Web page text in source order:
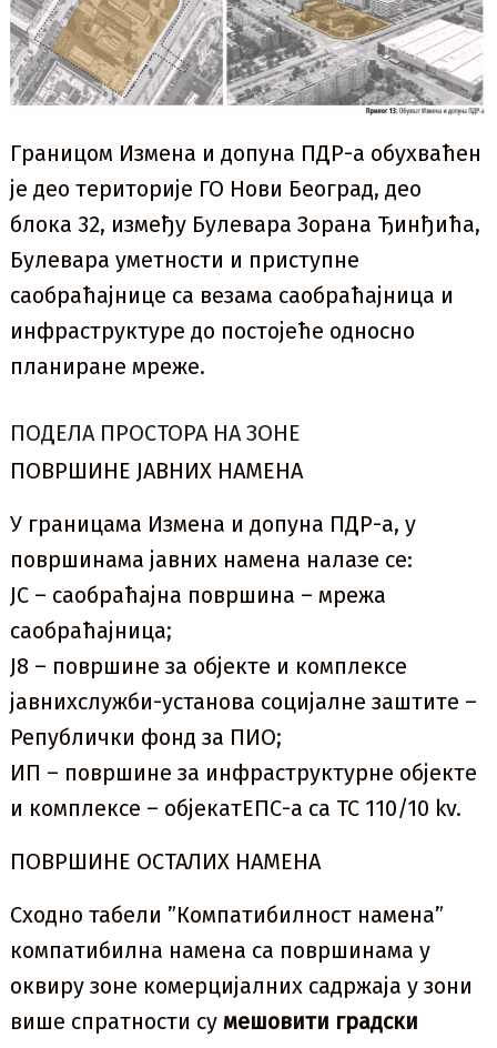
Границом Измена и допуна ПДР-а обухваћен
је део територије ГО Нови Београд, део
блока 32, између Булевара Зорана Ђинђића,
Булевара уметности и приступне
саобраћајнице са везама саобраћајница и
инфраструктуре до постојеће односно
планиране мреже.
ПОДЕЛА ПРОСТОРА НА ЗОНЕ
ПОВРШИНЕ ЈАВНИХ НАМЕНА
У границама Измена и допуна ПДР-а, у
површинама јавних намена налазе се:
ЈС – саобраћајна површина – мрежа
саобраћајница;
Ј8 – површине за објекте и комплексе
јавнихслужби-установа социјалне заштите –
Републички фонд за ПИО;
ИП – површине за инфраструктурне објекте
и комплексе – објекатЕПС-а са ТС 110/10 kv.
ПОВРШИНЕ ОСТАЛИХ НАМЕНА
Сходно табели ”Компатибилност намена”
компатибилна намена са површинама у
оквиру зоне комерцијалних садржаја у зони
више спратности сумешовити градски